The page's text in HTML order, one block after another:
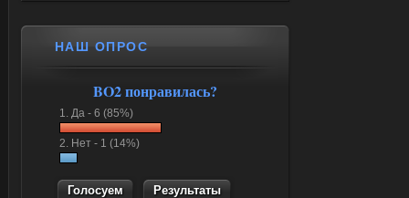
НАШ ОПРОС
BO2 понравилась?
1. Да - 6 (85%)
2. Нет - 1 (14%)
Результаты